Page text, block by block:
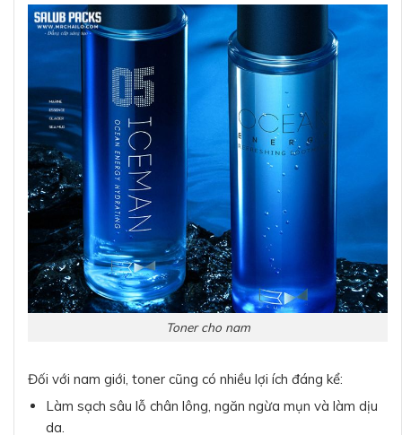
Toner cho nam
Đối với nam giới, toner cũng có nhiều lợi ích đáng kể:
Làm sạch sâu lỗ chân lông, ngăn ngừa mụn và làm dịu
da.